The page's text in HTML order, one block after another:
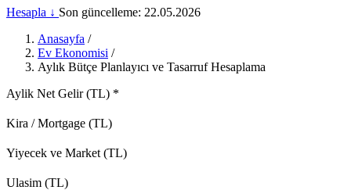
Hesapla ↓ Son güncelleme: 22.05.2026
Anasayfa /
Ev Ekonomisi /
Aylık Bütçe Planlayıcı ve Tasarruf Hesaplama
Aylik Net Gelir (TL) *
Kira / Mortgage (TL)
Yiyecek ve Market (TL)
Ulasim (TL)